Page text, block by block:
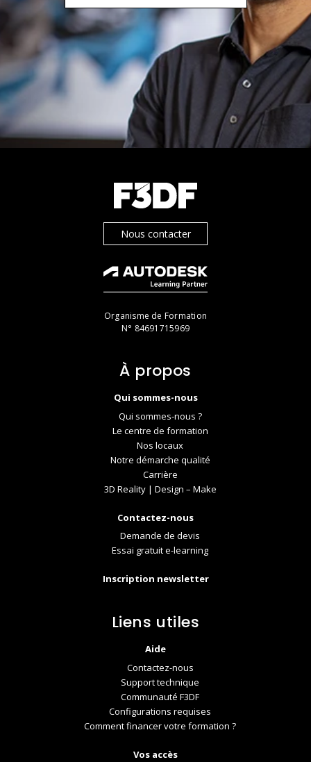
Nous contacter
Organisme de Formation
N° 84691715969
À propos
Qui sommes-nous
Qui sommes-nous ?
Le centre de formation
Nos locaux
Notre démarche qualité
Carrière
3D Reality | Design – Make
Contactez-nous
Demande de devis
Essai gratuit e-learning
Inscription newsletter
Liens utiles
Aide
Contactez-nous
Support technique
Communauté F3DF
Configurations requises
Comment financer votre formation ?
Vos accès